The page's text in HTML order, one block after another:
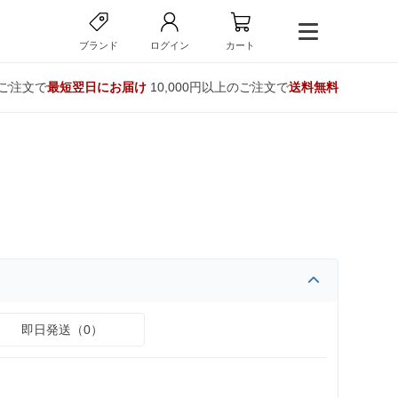
ブランド ログイン カート
注文で最短翌日にお届け10,000円以上のご注文で送料無料
即日発送（0）